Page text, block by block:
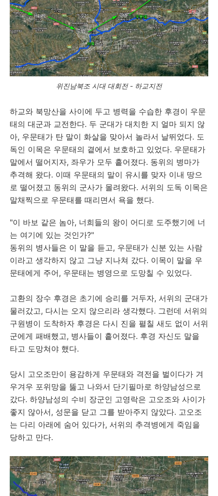
위진남북조 시대 대회전 - 하교지전
하교와 북망산을 사이에 두고 병력을 수습한 후경이 우문
태의 대군과 교전한다. 두 군대가 대치한 지 얼마 되지 않
아, 우문태가 탄 말이 화살을 맞아서 놀라서 날뛰었다. 도
독인 이목은 우문태의 곁에서 보호하고 있었다. 우문태가
말에서 떨어지자, 좌우가 모두 흩어졌다. 동위의 병마가
추격해 왔다. 이때 우문태의 말이 유시를 맞자 이내 땅으
로 떨어졌고 동위의 군사가 몰려왔다. 서위의 도독 이목은
말채찍으로 우문태를 때리면서 욕을 했다.
"이 바보 같은 놈아, 너희들의 왕이 어디로 도주했기에 너
는 여기에 있는 것인가?"
동위의 병사들은 이 말을 듣고, 우문태가 신분 있는 사람
이라고 생각하지 않고 그냥 지나쳐 갔다. 이목이 말을 우
문태에게 주어, 우문태는 병영으로 도망칠 수 있었다.
고환의 장수 후경은 초기에 승리를 거두자, 서위의 군대가
물러갔고, 다시는 오지 않으리라 생각했다. 그런데 서위의
구원병이 도착하자 후경은 다시 진을 펼칠 새도 없이 서위
군에게 패배했고, 병사들이 흩어졌다. 후경 자신도 말을
타고 도망쳐야 했다.
당시 고오조만이 용감하게 우문태와 격전을 벌이다가 겨
우겨우 포위망을 뚫고 나와서 단기필마로 하양남성으로
갔다. 하양남성의 수비 장군인 고영락은 고오조와 사이가
좋지 않아서, 성문을 닫고 그를 받아주지 않았다. 고오조
는 다리 아래에 숨어 있다가, 서위의 추격병에게 죽임을
당하고 만다.